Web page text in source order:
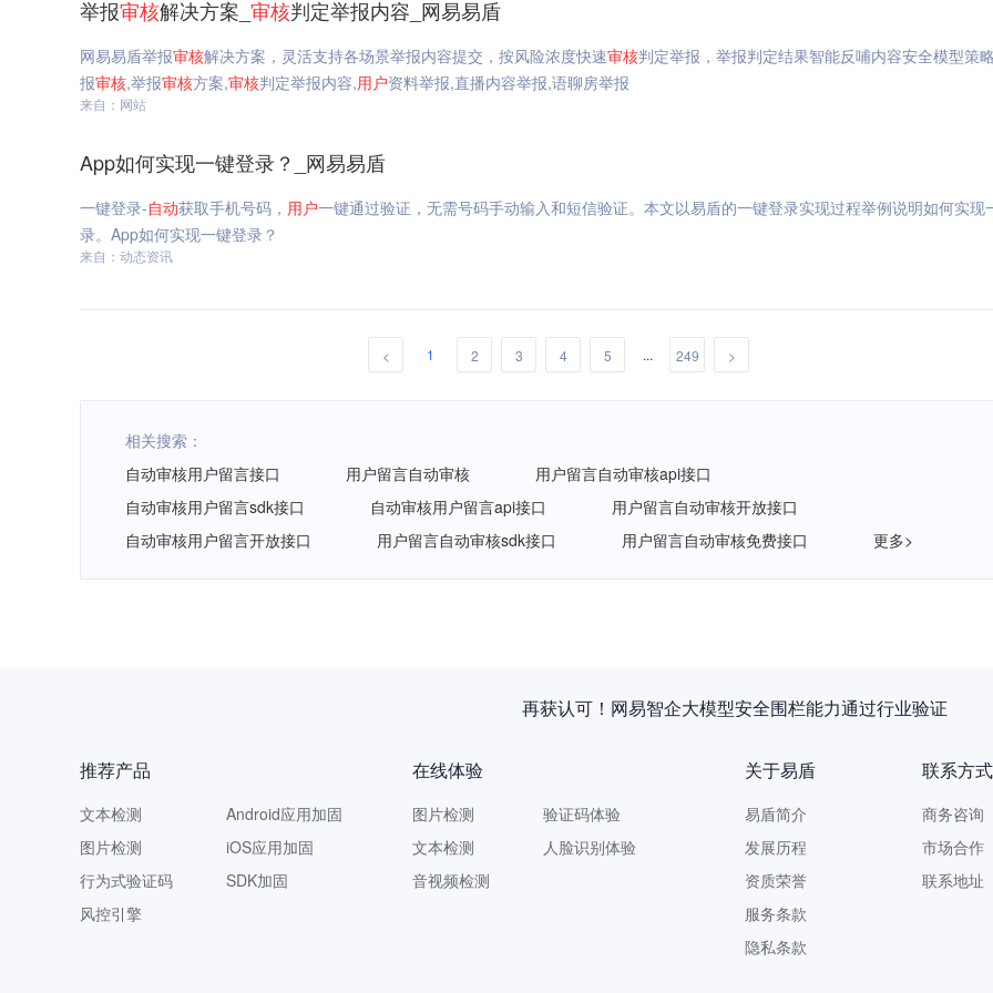
举报审核解决方案_ 审核判定举报内容_网易易盾
网易易盾举报审核解决方案，灵活支持各场景举报内容提交，按风险浓度快速审核判定举报，举报判定结果智能反哺内容安全模型策
报审核,举报审核方案,审核判定举报内容,用户资料举报,直播内容举报,语聊房举报
来自：网站
App如何实现一键登录？_网易易盾
一键登录-自动获取手机号码， 用户一键通过验证，无需号码手动输入和短信验证。本文以易盾的一键登录实现过程举例说明如何实现
录。App如何实现一键登录？
来自：动态资讯
< 1 2 3 4 5 ... 249 >
相关搜索：
自动审核用户留言接口
用户留言自动审核
用户留言自动审核api接口
自动审核用户留言sdk接口
自动审核用户留言api接口
用户留言自动审核开放接口
自动审核用户留言开放接口
用户留言自动审核sdk接口 用户留言自动审核免费接口 更多>
推荐产品
文本检测
图片检测
行为式验证码
风控引擎
Android应用加固
iOS应用加固
SDK加固
在线体验
图片检测
文本检测
音视频检测
验证码体验
人脸识别体验
关于易盾
易盾简介
发展历程
资质荣誉
服务条款
隐私条款
联系方式
商务咨询
市场合作
联系地址